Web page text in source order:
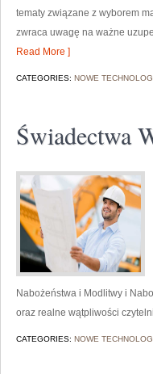
tematy związane z wyborem
zwraca uwagę na ważne
Read More ]
CATEGORIES: NOWE
Świadectwa
Nabożeństwa i Modlitwy i
oraz realne wątpliwości
CATEGORIES: NOWE